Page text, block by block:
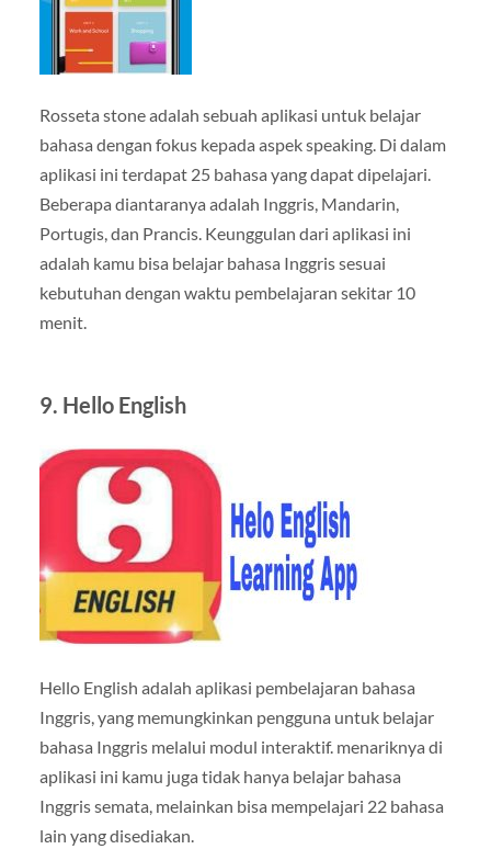
Rosseta stone adalah sebuah aplikasi untuk belajar
bahasa dengan fokus kepada aspek speaking. Di dalam
aplikasi ini terdapat 25 bahasa yang dapat dipelajari.
Beberapa diantaranya adalah Inggris, Mandarin,
Portugis, dan Prancis. Keunggulan dari aplikasi ini
adalah kamu bisa belajar bahasa Inggris sesuai
kebutuhan dengan waktu pembelajaran sekitar 10
menit.
9. Hello English
Hello English adalah aplikasi pembelajaran bahasa
Inggris, yang memungkinkan pengguna untuk belajar
bahasa Inggris melalui modul interaktif. menariknya di
aplikasi ini kamu juga tidak hanya belajar bahasa
Inggris semata, melainkan bisa mempelajari 22 bahasa
lain yang disediakan.